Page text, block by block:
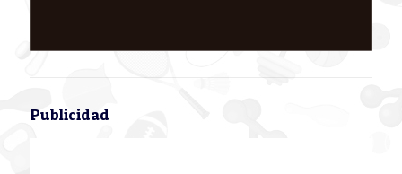
Publicidad